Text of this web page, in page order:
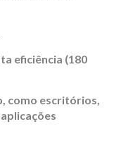
eficiência (180
como escritórios,